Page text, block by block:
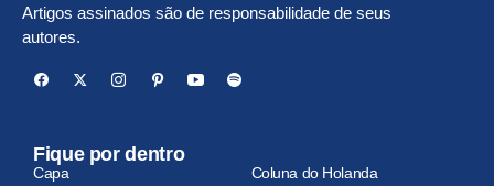
Artigos assinados são de responsabilidade de seus
autores.
Fique por dentro
Capa Coluna do Holanda